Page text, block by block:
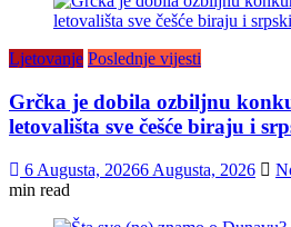
Ljetovanje Poslednje vijesti
Grčka je dobila ozbiljnu
letovališta sve češće biraju i
6 Augusta, 20266 Augusta, 2026
min read